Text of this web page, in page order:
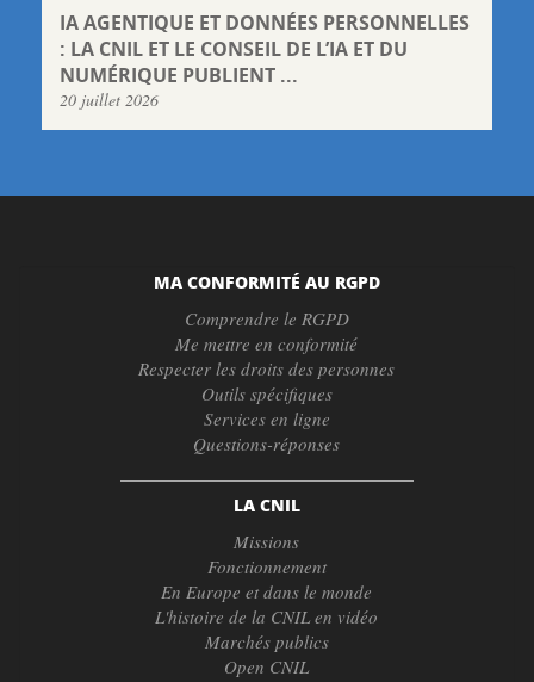
IA AGENTIQUE ET DONNÉES PERSONNELLES
: LA CNIL ET LE CONSEIL DE L’IA ET DU
NUMÉRIQUE PUBLIENT ...
20 juillet 2026
MA CONFORMITÉ AU RGPD
Comprendre le RGPD
Me mettre en conformité
Respecter les droits des personnes
Outils spécifiques
Services en ligne
Questions-réponses
LA CNIL
Missions
Fonctionnement
En Europe et dans le monde
L'histoire de la CNIL en vidéo
Marchés publics
Open CNIL